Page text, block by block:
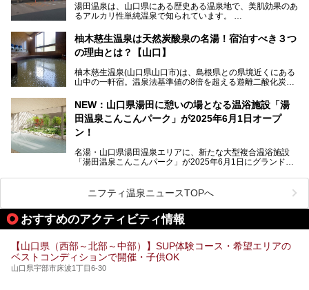
紹介。また、アクセスの注意点も併せてご紹介します！
湯田温泉は、山口県にある歴史ある温泉地で、美肌効果のあ
るアルカリ性単純温泉で知られています。
湯田温泉では、瑠璃光寺五重塔などの観光スポット、「そば
寿司」などのグルメスポット、なかには「女将劇場」なんて
一風変わった催しを実施している旅館もあり、観光を満喫で
この記事では、湯田温泉の魅力を味わえる宿泊施設や日帰り
ス方法も紹介します！
柚木慈生温泉は天然炭酸泉の名湯！宿泊すべき３つ
の理由とは？【山口】
柚木慈生温泉(山口県山口市)は、島根県との県境近くにある
山中の一軒宿。温泉法基準値の8倍を超える遊離二酸化炭素
親しまれています。
日帰り入浴も可能ですが、その真価を存分に満喫するならば
宿泊がベスト。今回は、知られざるその理由を詳細解説。温
泉ファンなら一度は行ってみたい炭酸泉の名湯を、存分にご
紹介します！
NEW：山口県湯田に憩いの場となる温浴施設「湯
田温泉こんこんパーク」が2025年6月1日オープ
ン！
名湯・山口県湯田温泉エリアに、新たな大型複合温浴施設
「湯田温泉こんこんパーク」が2025年6月1日にグランドオ
総工費はなんと約42億円。温泉だけでなく、交流できる施
設として整備され、まさに“温泉のテーマパーク”のようなス
ポットです。今回は、その魅力を3つの注目ポイントに分け
てご紹介します。
ニフティ温泉ニュースTOPへ
おすすめのアクティビティ情報
【山口県（西部～北部～中部）】SUP体験コース・希望エリアの
ベストコンディションで開催・子供OK
山口県宇部市床波1丁目6-30